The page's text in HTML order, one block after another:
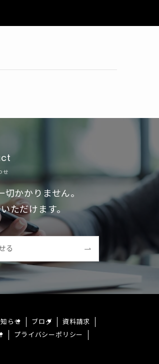
せ
かかりません。
ただけます。
る
らせ ブログ
資料請求
プライバシーポリシー